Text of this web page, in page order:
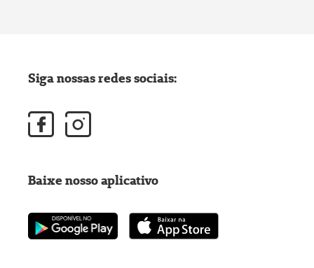
Siga nossas redes sociais:
Baixe nosso aplicativo